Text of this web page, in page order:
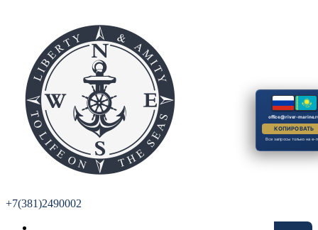
+7(381)2490002
office@river-
КОПИРОВАТЬ
Все запросы только на e-